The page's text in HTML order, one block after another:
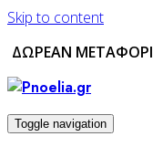
Skip to content
ΔΩΡΕΑΝ
Toggle navigation